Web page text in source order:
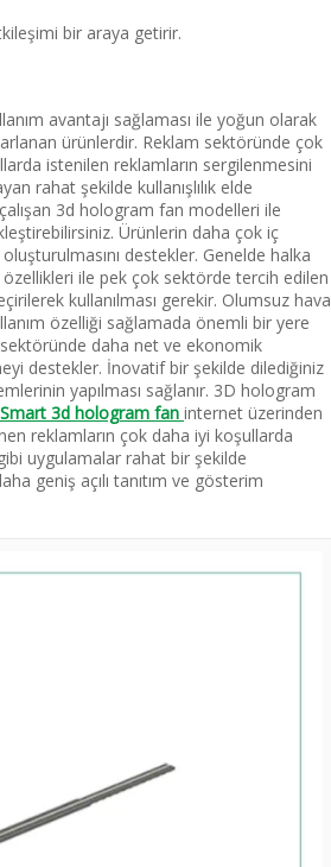
bir araya getirir.
avantajı sağlaması ile yoğun olarak
ürünlerdir. Reklam sektöründe çok
istenilen reklamların sergilenmesini
rahat şekilde kullanışlılık elde
3d hologram fan modelleri ile
Ürünlerin daha çok iç
destekler. Genelde halka
ile pek çok sektörde tercih edilen
kullanılması gerekir. Olumsuz hava
özelliği sağlamada önemli bir yere
sektöründe daha net ve ekonomik
destekler. İnovatif bir şekilde dilediğiniz
yapılması sağlanır. 3D hologram
Smart 3d hologram fan internet üzerinden
reklamların çok daha iyi koşullarda
uygulamalar rahat bir şekilde
geniş açılı tanıtım ve gösterim